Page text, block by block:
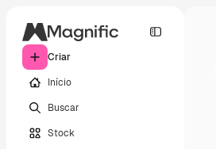
Criar
Início
Buscar
Stock